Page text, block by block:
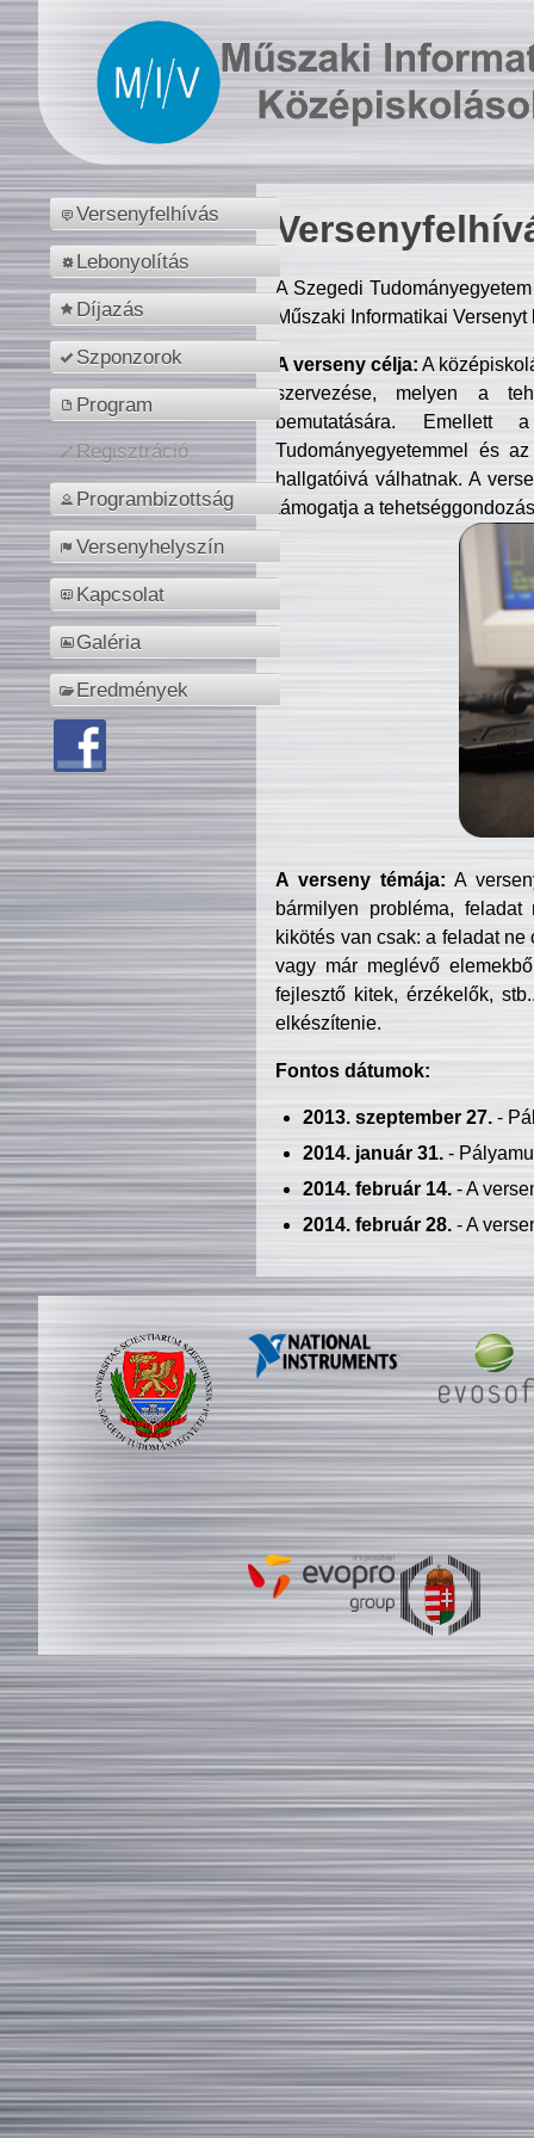
Versenyfelhívás
Lebonyolítás
Díjazás
Szponzorok
Program
Regisztráció
Programbizottság
Versenyhelyszín
Kapcsolat
Galéria
Eredmények
A Szegedi
Műszaki Informatikai
A verseny célja: A
szervezése, melyen a
bemutatására. Emellett
Tudományegyetemmel és
hallgatóivá válhatnak. A
támogatja a
A verseny témája: A
bármilyen probléma, feladat
kikötés van csak: a feladat
vagy már meglévő
fejlesztő kitek, érzékelők,
elkészítenie.
Fontos dátumok:
2013. szeptember 27.-
2014. január 31.-
2014. február 14.- A
2014. február 28.- A